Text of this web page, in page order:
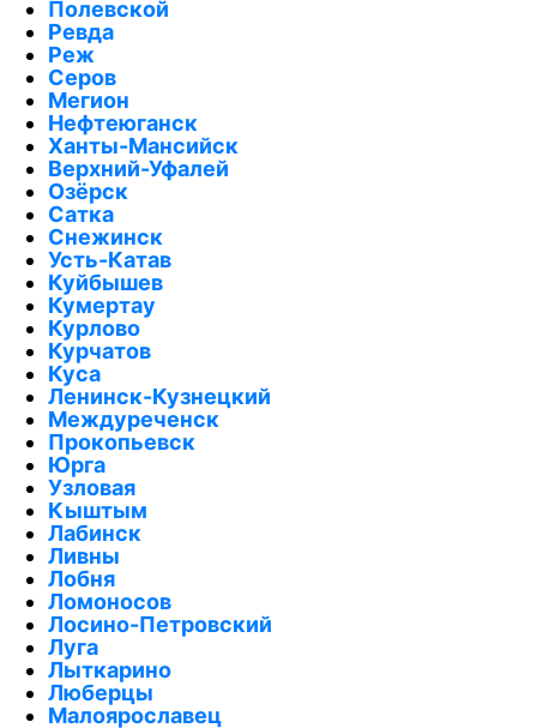
Полевской
Ревда
Реж
Серов
Мегион
Нефтеюганск
Ханты-Мансийск
Верхний-Уфалей
Озёрск
Сатка
Снежинск
Усть-Катав
Куйбышев
Кумертау
Курлово
Курчатов
Куса
Ленинск-Кузнецкий
Междуреченск
Прокопьевск
Юрга
Узловая
Кыштым
Лабинск
Ливны
Лобня
Ломоносов
Лосино-Петровский
Луга
Лыткарино
Люберцы
Малоярославец